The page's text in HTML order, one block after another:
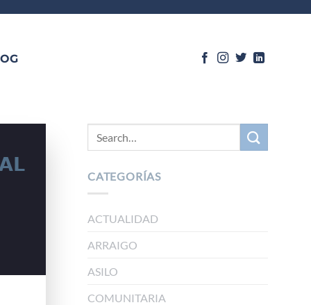
CATEGORÍAS
ACTUALIDAD
ARRAIGO
ASILO
COMUNITARIA